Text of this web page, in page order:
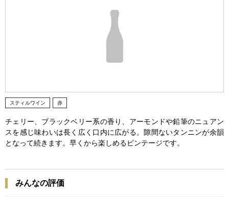
スティルワイン 赤
チェリー、ブラックベリー系の香り、アーモンドや鉛筆のニュアン
スを感じ味わいは長く広く口内に広がる。隙間ないタンニンが余韻
となって続きます。早くから楽しめるビンテージです。
みんなの評価